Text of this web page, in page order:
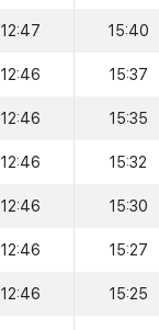
12:47 15:40
12:46 15:37
12:46 15:35
12:46 15:32
12:46 15:30
12:46 15:27
12:46 15:25